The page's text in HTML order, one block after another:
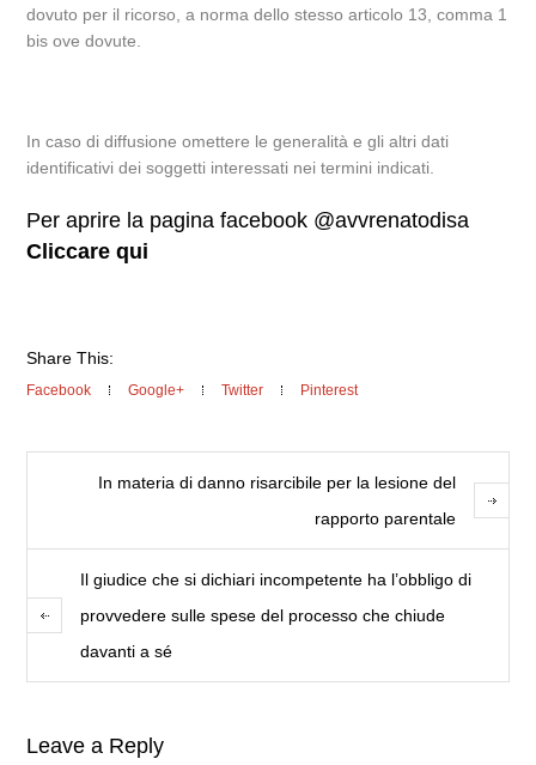
dovuto per il ricorso, a norma dello stesso articolo 13, comma 1
bis ove dovute.
In caso di diffusione omettere le generalità e gli altri dati
identificativi dei soggetti interessati nei termini indicati.
Per aprire la pagina facebook @avvrenatodisa
Cliccare qui
Share This:
Facebook Google+ Twitter Pinterest
In materia di danno risarcibile per la lesione del
rapporto parentale
Il giudice che si dichiari incompetente ha l’obbligo di
provvedere sulle spese del processo che chiude
davanti a sé
Leave a Reply